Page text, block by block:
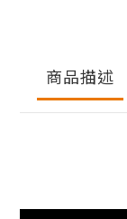
商品描述